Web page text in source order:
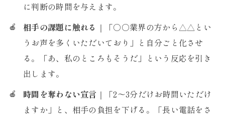
に判断の時間を与えます。
相手の課題に触れる ｜「○○業界の方から△△とい
うお声を多くいただいており」と自分ごと化させ
る。「あ、私のところもそうだ」という反応を引き
出します。
時間を奪わない宣言 ｜「2〜3分だけお時間いただけ
ますか」と、相手の負担を下げる。「長い電話をさ